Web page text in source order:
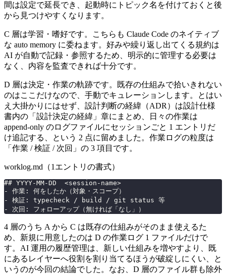
間は設定で延長でき、起動時にトピック名を付けておくと後
から見つけやすくなります。
C 層は学習・嗜好です。こちらも Claude Code のネイティブ
な auto memory に委ねます。好みや繰り返し出てくる規約は
AI が自動で記録・参照するため、明示的に管理する必要は
なく、内容を監査できれば十分です。
D 層は決定・作業の軌跡です。既存の仕組みで拾いきれない
のはここだけなので、手動でキュレーションします。とはい
え大掛かりにはせず、設計判断の経緯（ADR）は設計仕様
書内の「設計決定の経緯」章にまとめ、日々の作業は
append-only のログファイルにセッションごと 1 エントリだ
け追記する、という 2 点に留めました。作業ログの粒度は
「作業 / 検証 / 次回」の 3 項目です。
worklog.md（1エントリの書式）
## YYYY-MM-DD  <session-name>
-
作業: 何をしたか（対象・スコープ）
-
検証: typecheck / build / git status 等
-
次回: フォローアップ（無ければ「なし」）
4 層のうち A から C は既存の仕組みがそのまま使えるた
め、新規に用意したのは D の作業ログ 1 ファイルだけで
す。AI 運用の履歴管理は、新しい仕組みを増やすより、既
にあるレイヤーへ役割を割り当てるほうが破綻しにくい、と
いうのが今回の結論でした。なお、D 層のファイル群も除外